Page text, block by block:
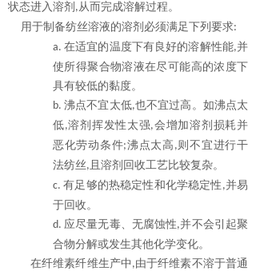
状态进入溶剂 ,从而完成溶解过程。
用于制备纺丝溶液的溶剂必须满足下列要求:
a.在适宜的温度下有良好的溶解性能,并
使所得聚合物溶液在尽可能高的浓度下
具有较低的黏度。
b.沸点不宜太低,也不宜过高。如沸点太
低,溶剂挥发性太强,会增加溶剂损耗并
恶化劳动条件;沸点太高 ,则不宜进行干
法纺丝, 且溶剂回收工艺比较复杂。
c.有足够的热稳定性和化学稳定性 ,并易
于回收。
d.应尽量无毒、无腐蚀性,并不会引起聚
合物分解或发生其他化学变化。
在纤维素纤维生产中 ,由于纤维素不溶于普通